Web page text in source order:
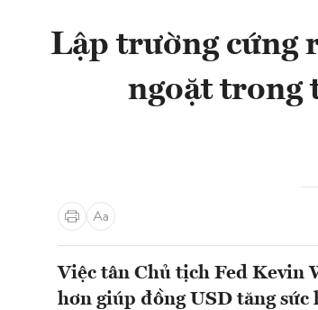
Lập trường cứng
ngoặt trong
Việc tân Chủ tịch Fed Kevin
hơn giúp đồng USD tăng sức